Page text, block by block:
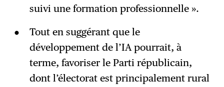
suivi une formation professionnelle ».
Tout en suggérant que le
développement de l’IA pourrait, à
terme, favoriser le Parti républicain,
dont l’électorat est principalement rural